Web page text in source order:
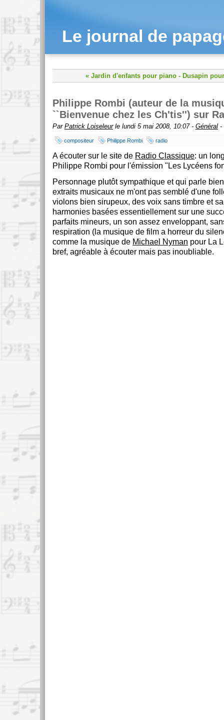
Le journal de
« Jardin d'enfants pour piano - Dusapin
Philippe Rombi (auteur de la
``Bienvenue chez les Ch'tis'') sur
Par Patrick Loiseleurle lundi 5 mai 2008, 10:07 - Général -
compositeur Philippe Rombi radio
A écouter sur le site de Radio Classique: un
Philippe Rombi pour l'émission "Les Lycéens
Personnage plutôt sympathique et qui parle
extraits musicaux ne m'ont pas semblé d'une
violons bien sirupeux, des voix sans timbre et
harmonies basées essentiellement sur une
parfaits mineurs, un son assez enveloppant,
respiration (la musique de film a horreur du
comme la musique de Michael Nyman pour La
bref, agréable à écouter mais pas inoubliable.